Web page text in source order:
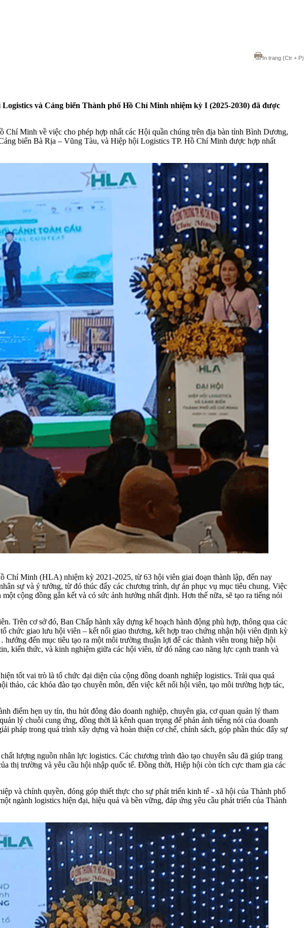
In trang (Ctr + P)
và Cảng biển Thành phố Hồ Chí Minh nhiệm kỳ I (2025-2030) đã được
Minh về việc cho phép hợp nhất các Hội quần chúng trên địa bàn tỉnh Bình Dương,
biển Bà Rịa – Vũng Tàu, và Hiệp hội Logistics TP. Hồ Chí Minh được hợp nhất
Minh (HLA) nhiệm kỳ 2021-2025, từ 63 hội viên giai đoạn thành lập, đến nay
sự và ý tưởng, từ đó thúc đẩy các chương trình, dự án phục vụ mục tiêu chung. Việc
cộng đồng gắn kết và có sức ảnh hưởng nhất định. Hơn thế nữa, sẽ tạo ra tiếng nói
Trên cơ sở đó, Ban Chấp hành xây dựng kế hoạch hành động phù hợp, thông qua các
chức giao lưu hội viên – kết nối giao thương, kết hợp trao chứng nhận hội viên định kỳ
đến mục tiêu tạo ra một môi trường thuận lợi để các thành viên trong hiệp hội
kiến thức, và kinh nghiệm giữa các hội viên, từ đó nâng cao năng lực cạnh tranh và
tốt vai trò là tổ chức đại diện của cộng đồng doanh nghiệp logistics. Trải qua quá
các khóa đào tạo chuyên môn, đến việc kết nối hội viên, tạo môi trường hợp tác,
điểm hẹn uy tín, thu hút đông đảo doanh nghiệp, chuyên gia, cơ quan quản lý tham
lý chuỗi cung ứng, đồng thời là kênh quan trọng để phản ánh tiếng nói của doanh
pháp trong quá trình xây dựng và hoàn thiện cơ chế, chính sách, góp phần thúc đẩy sự
lượng nguồn nhân lực logistics. Các chương trình đào tạo chuyên sâu đã giúp trang
thị trường và yêu cầu hội nhập quốc tế. Đồng thời, Hiệp hội còn tích cực tham gia các
và chính quyền, đóng góp thiết thực cho sự phát triển kinh tế - xã hội của Thành phố
logistics hiện đại, hiệu quả và bền vững, đáp ứng yêu cầu phát triển của Thành